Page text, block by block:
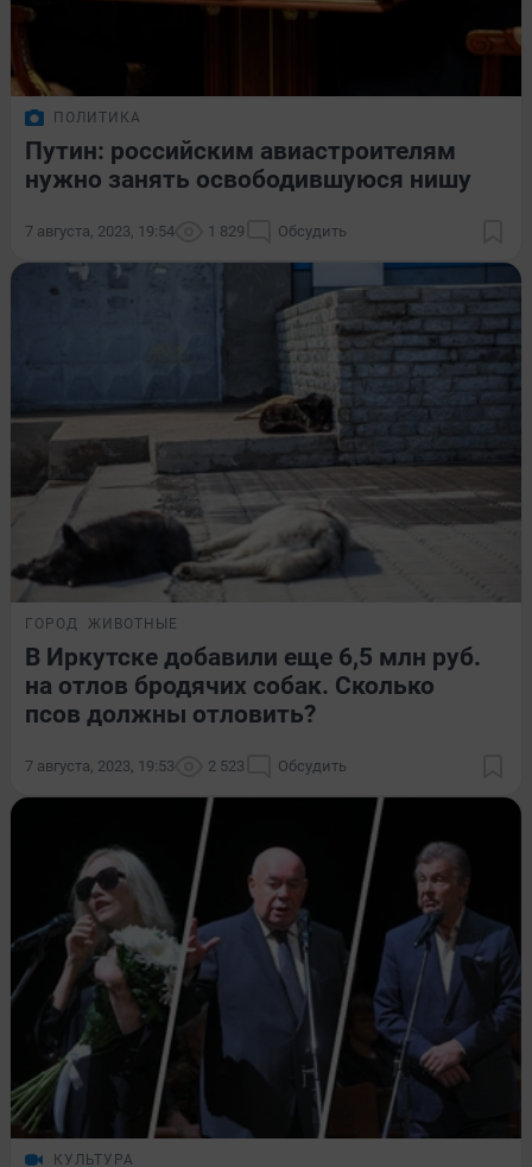
ПОЛИТИКА
Путин: российским авиастроителям
нужно занять освободившуюся нишу
7 августа, 2023, 19:54 1 829 Обсудить
ГОРОД ЖИВОТНЫЕ
В Иркутске добавили еще 6,5 млн руб.
на отлов бродячих собак. Сколько
псов должны отловить?
7 августа, 2023, 19:53 2 523 Обсудить
КУЛЬТУРА